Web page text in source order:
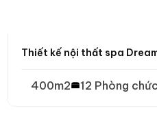
Thiết kế nội thất spa
400m2 12 Phòng